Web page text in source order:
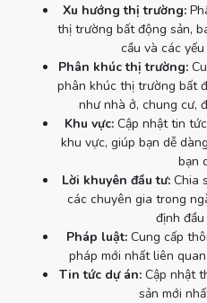
Xu hướng thị trường:
thị trường bất động sản,
cầu và các
Phân khúc thị trường:
phân khúc thị trường bất
như nhà ở, chung cư,
Khu vực: Cập nhật tin
khu vực, giúp bạn dễ
bạn
Lời khuyên đầu tư:Chia
các chuyên gia trong
định
Pháp luật:Cung cấp
pháp mới nhất liên
Tin tức dự án:Cập nhật
sản mới